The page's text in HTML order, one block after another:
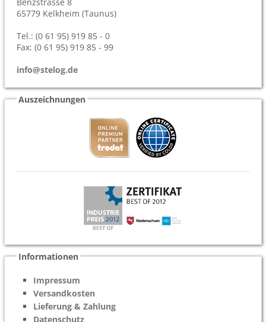
65779 Kelkheim (Taunus)
Tel.: (0 61 95) 919 85 - 0
Fax: (0 61 95) 919 85 - 99
info@stelog.de
Auszeichnungen
Informationen
Impressum
Versandkosten
Lieferung & Zahlung
Datenschutz